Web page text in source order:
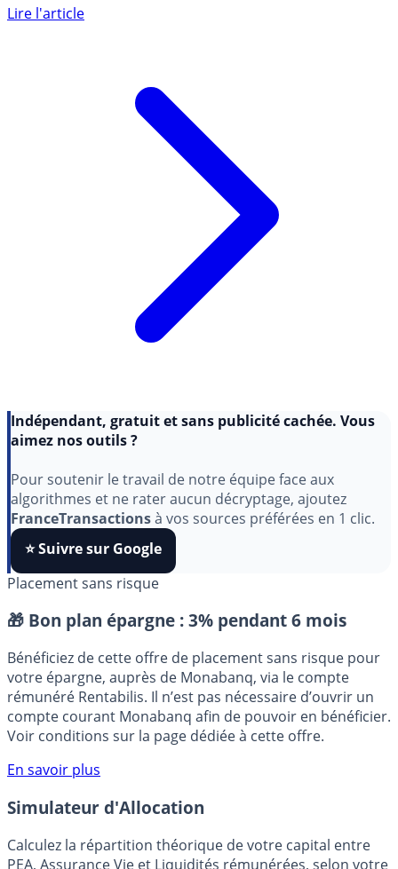
pour 12,7 millions de titulaires, le PER reste en forte (...)
aimez nos outils ?
Pour soutenir le travail de notre équipe face aux
algorithmes et ne rater aucun décryptage, ajoutez
FranceTransactionsà vos sources préférées en 1 clic.
⭐️ Suivre sur Google
Placement sans risque
🎁 Bon plan épargne : 3% pendant 6 mois
Bénéficiez de cette offre de placement sans risque pour
votre épargne, auprès de Monabanq, via le compte
rémunéré Rentabilis. Il n’est pas nécessaire d’ouvrir un
Voir conditions sur la page dédiée à cette offre.
En savoir plus
Simulateur d'Allocation